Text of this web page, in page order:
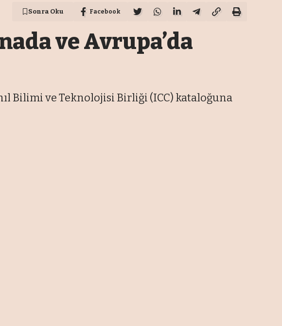
Sonra Oku Facebook
ve Avrupa’da
Bilimi ve Teknolojisi Birliği (ICC) kataloğuna